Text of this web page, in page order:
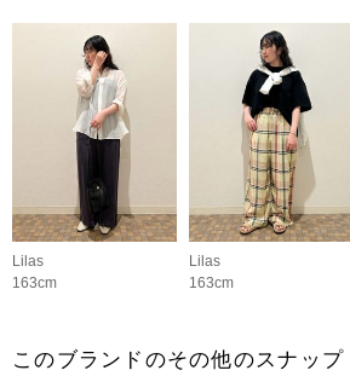
Lilas
163cm
Lilas
163cm
このブランドのその他のスナップ